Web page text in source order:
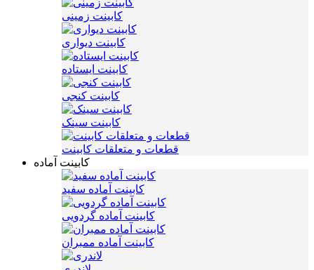
کابینت زمینی
کابینت دیواری
کابینت ایستاده
کابینت کنجی
کابینت سینک
قطعات و متعلقات کابینت
کابینت آماده
کابینت آماده سفید
کابینت آماده گردویی
کابینت آماده ممبران